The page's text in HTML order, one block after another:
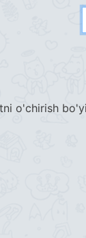
o'chirish